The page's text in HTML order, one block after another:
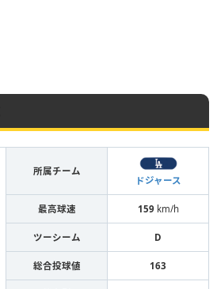
所属チーム
ドジャース
最高球速 159km/h
ツーシーム D
総合投球値 163